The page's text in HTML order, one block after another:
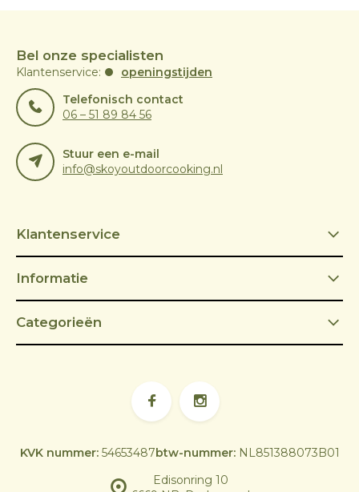
Bel onze specialisten
Klantenservice:
openingstijden
Telefonisch contact
06 – 51 89 84 56
Stuur een e-mail
info@skoyoutdoorcooking.nl
Klantenservice
Informatie
Categorieën
Edisonring 10
KVK nummer:54653487btw-nummer:NL851388073B01